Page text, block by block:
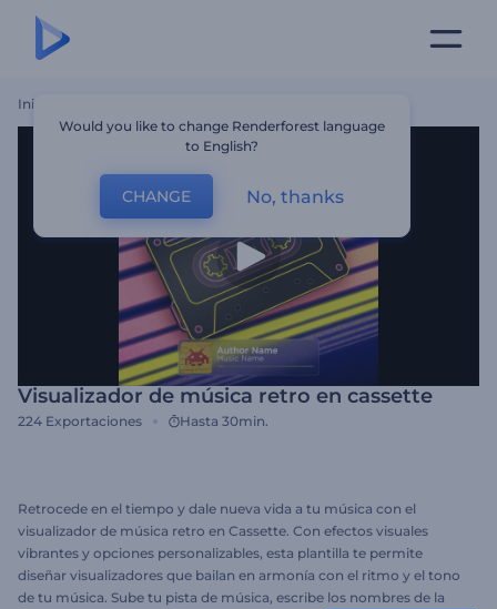
Inicio
Visualizador de música retro en cassette
224 Exportaciones Hasta 30min.
Retrocede en el tiempo y dale nueva vida a tu música con el
visualizador de música retro en Cassette. Con efectos visuales
vibrantes y opciones personalizables, esta plantilla te permite
diseñar visualizadores que bailan en armonía con el ritmo y el tono
de tu música. Sube tu pista de música, escribe los nombres de la
Would you like to change Renderforest language
to English?
CHANGE No, thanks